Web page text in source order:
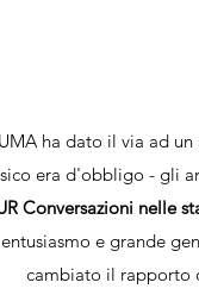
ha dato il via ad
era d'obbligo - gli
Conversazioni nelle
e grande
cambiato il rapporto